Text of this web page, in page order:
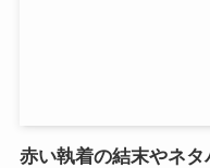
赤い執着の結末やネ